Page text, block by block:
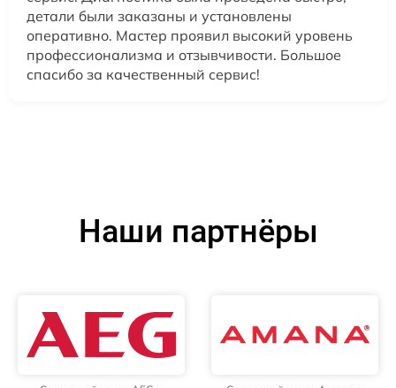
детали были заказаны и установлены
оперативно. Мастер проявил высокий уровень
профессионализма и отзывчивости. Большое
спасибо за качественный сервис!
Наши партнёры